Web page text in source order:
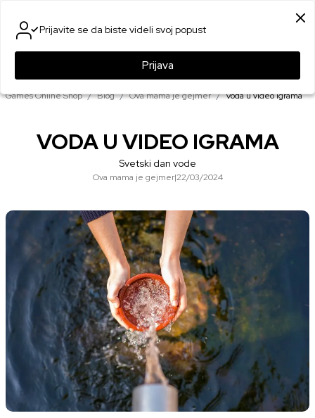
Games Online Shop Blog Ova mama je gejmer Voda u video igrama
VODA U VIDEO IGRAMA
Svetski dan vode
Ova mama je gejmer|22/03/2024
Prijavite se da biste videli svoj popust
Prijava